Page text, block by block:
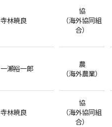
寺林暁良
協
（海外協同組
合）
一瀬裕一郎
農
（海外農業）
寺林暁良
協
（海外協同組
合）